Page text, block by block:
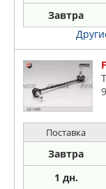
Завтра
Поставка
Завтра
1 дн.